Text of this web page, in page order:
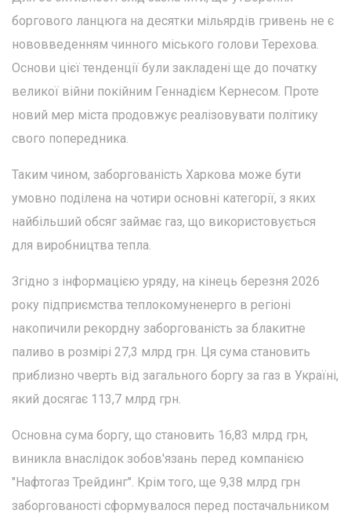
боргового ланцюга на десятки мільярдів гривень не є
нововведенням чинного міського голови Терехова.
Основи цієї тенденції були закладені ще до початку
великої війни покійним Геннадієм Кернесом. Проте
новий мер міста продовжує реалізовувати політику
свого попередника.
Таким чином, заборгованість Харкова може бути
умовно поділена на чотири основні категорії, з яких
найбільший обсяг займає газ, що використовується
для виробництва тепла.
Згідно з інформацією уряду, на кінець березня 2026
року підприємства теплокомуненерго в регіоні
накопичили рекордну заборгованість за блакитне
паливо в розмірі 27,3 млрд грн. Ця сума становить
приблизно чверть від загального боргу за газ в Україні,
який досягає 113,7 млрд грн.
Основна сума боргу, що становить 16,83 млрд грн,
виникла внаслідок зобов'язань перед компанією
"Нафтогаз Трейдинг". Крім того, ще 9,38 млрд грн
заборгованості сформувалося перед постачальником